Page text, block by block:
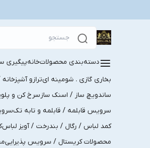
دسته‌بندی محصولاتخانهپیگیری
بخاری گازی . شومینه ایترازو
ساندویچ ساز / اسنک سازسرخ کن و
سرویس قابلمه / قابلمه و تابه تک
کمد لباس / رگال / بندرخت / آویز لباس
محصولات کریستال / سرویس پذیرایی